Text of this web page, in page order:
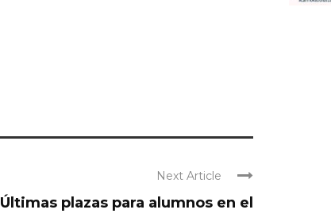
Next Article
Últimas plazas para alumnos en el